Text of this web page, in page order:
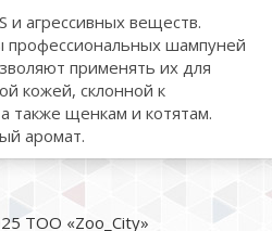
агрессивных веществ.
профессиональных шампуней
применять их для
кожей, склонной к
также щенкам и котятам.
аромат.
ТОО «Zoo_City»